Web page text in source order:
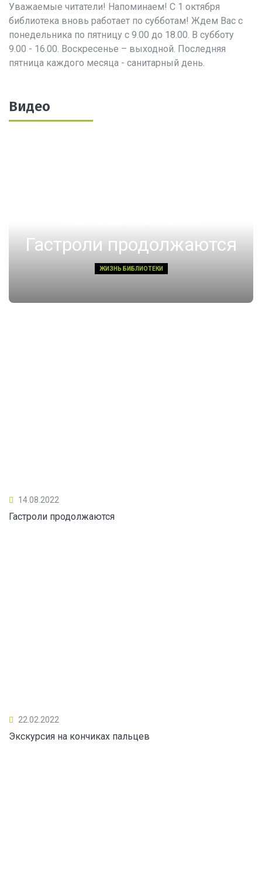
Уважаемые читатели! Напоминаем! С 1 октября
библиотека вновь работает по субботам! Ждем Вас с
понедельника по пятницу с 9.00 до 18.00. В субботу
9.00 - 16.00. Воскресенье – выходной. Последняя
пятница каждого месяца - санитарный день.
Видео
Гастроли продолжаются
ЖИЗНЬ БИБЛИОТЕКИ
14.08.2022
Гастроли продолжаются
22.02.2022
Экскурсия на кончиках пальцев